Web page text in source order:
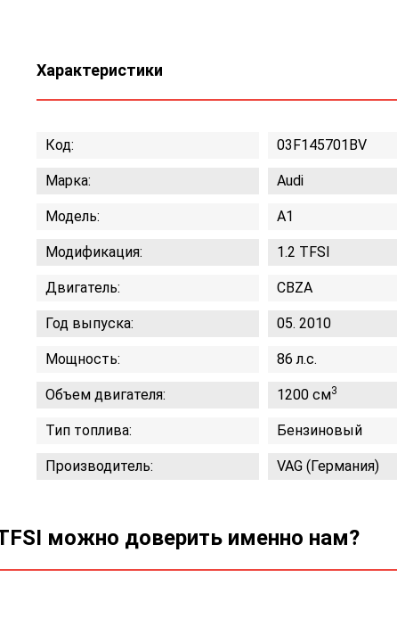
Характеристики
Код: 03F145701BV
Марка: Audi
Модель: A1
Модификация: 1.2 TFSI
Двигатель: CBZA
Год выпуска: 05. 2010
Мощность: 86 л.с.
Объем двигателя: 1200 см3
Тип топлива: Бензиновый
Производитель: VAG (Германия)
можно доверить именно нам?